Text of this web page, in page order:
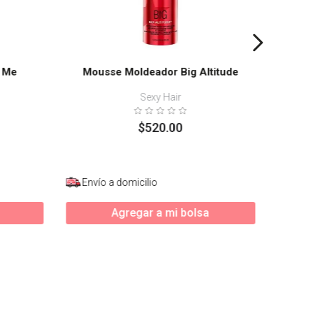
Mousse Moldeador Big Altitude
Sexy Hair
$520.00
Envío a domicilio
Agregar a mi bolsa